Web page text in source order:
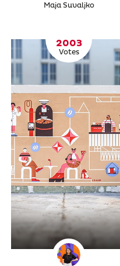
Maja Suvaljko
2003
Votes